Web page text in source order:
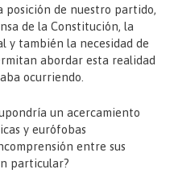
posición de nuestro partido,
de la Constitución, la
también la necesidad de
abordar esta realidad
ocurriendo.
un acercamiento
y eurófobas
entre sus
particular?